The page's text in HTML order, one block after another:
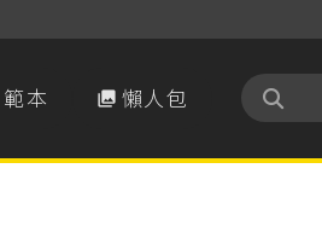
範本  懶人包